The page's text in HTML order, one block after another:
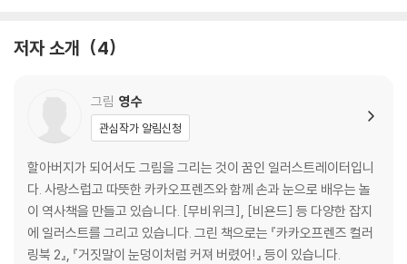
민족의 힘을 모아 나라를 되찾자!
이봉창과 윤봉길, 일본을 놀라게 하다
3장 인물로 보는 독립운동
일본이 가장 두려워한 의열단 단장, 김원봉
조선 총독부에 폭탄을 던진 김익상
독립 선언의 불씨를 당긴 김마리아
제임리 학살 사건을 세계에 알린 스코필드
독립군을 하나로 묶은 남자현
저자 소개 4
그림 영수
관심작가 알림신청
할아버지가 되어서도 그림을 그리는 것이 꿈인 일러스트레이터입니
다. 사랑스럽고 따뜻한 카카오프렌즈와 함께 손과 눈으로 배우는 놀
이 역사책을 만들고 있습니다. [무비위크], [비욘드] 등 다양한 잡지
에 일러스트를 그리고 있습니다. 그린 책으로는 『카카오프렌즈 컬러
링북 2』, 『거짓말이 눈덩이처럼 커져 버렸어!』 등이 있습니다.